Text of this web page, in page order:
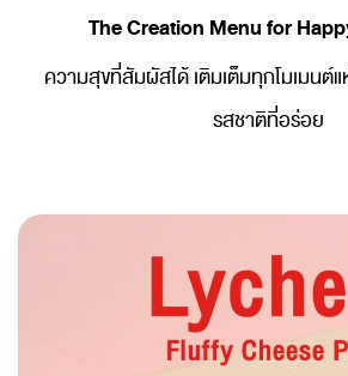
The Creation Menu for
ความสุขที่สัมผัสได้ เติมเต็มทุกโมเมนต์
รสชาติที่อร่อย